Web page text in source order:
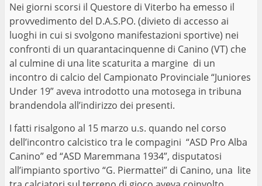
Nei giorni scorsi il Questore di Viterbo ha emesso il
provvedimento del D.A.S.PO. (divieto di accesso ai
luoghi in cui si svolgono manifestazioni sportive) nei
confronti di un quarantacinquenne di Canino (VT) che
al culmine di una lite scaturita a margine di un
incontro di calcio del Campionato Provinciale “Juniores
Under 19” aveva introdotto una motosega in tribuna
brandendola all’indirizzo dei presenti.
I fatti risalgono al 15 marzo u.s. quando nel corso
dell’incontro calcistico tra le compagini “ASD Pro Alba
Canino” ed “ASD Maremmana 1934”, disputatosi
all’impianto sportivo “G. Piermattei” di Canino, una lite